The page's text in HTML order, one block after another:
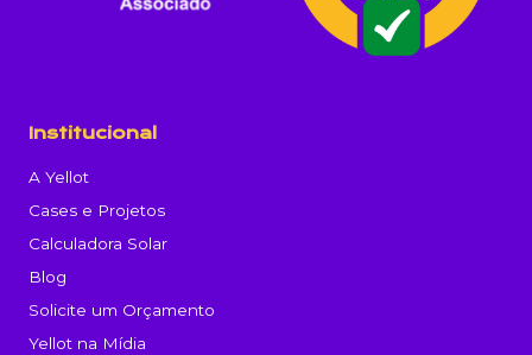
Institucional
A Yellot
Cases e Projetos
Calculadora Solar
Blog
Solicite um Orçamento
Yellot na Mídia